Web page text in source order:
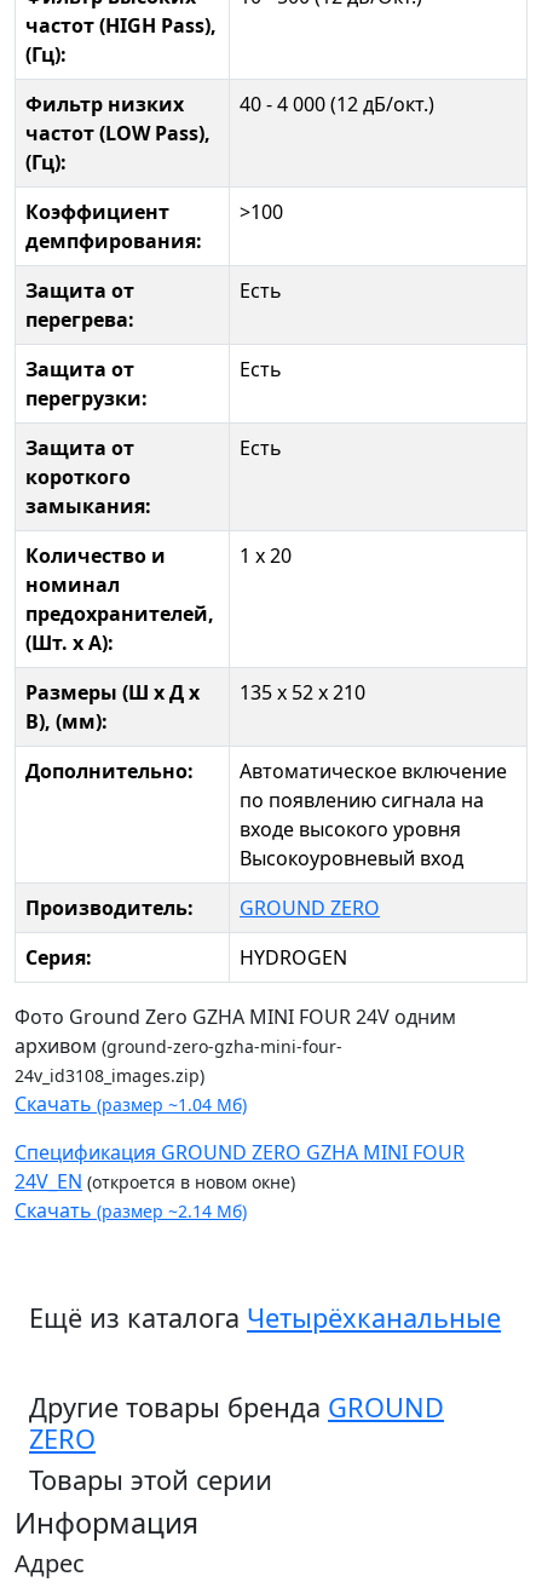
частот (HIGH Pass),
(Гц):
Фильтр низких
частот (LOW Pass),
(Гц):
40 - 4 000 (12 дБ/окт.)
Коэффициент
демпфирования:
>100
Защита от
перегрева:
Есть
Защита от
перегрузки:
Есть
Защита от
короткого
замыкания:
Есть
Количество и
номинал
предохранителей,
(Шт. x А):
1 х 20
Размеры (Ш x Д x
В), (мм):
135 x 52 x 210
Дополнительно:
Автоматическое включение
по появлению сигнала на
входе высокого уровня
Высокоуровневый вход
Производитель:
GROUND ZERO
Серия:
HYDROGEN
Фото Ground Zero GZHA MINI FOUR 24V одним
архивом (ground-zero-gzha-mini-four-
24v_id3108_images.zip)
Скачать (размер ~1.04 Мб)
Спецификация GROUND ZERO GZHA MINI FOUR
24V_EN (откроется в новом окне)
Скачать (размер ~2.14 Мб)
Ещё из каталога Четырёхканальные
Другие товары бренда GROUND
ZERO
Товары этой серии
Информация
Адрес